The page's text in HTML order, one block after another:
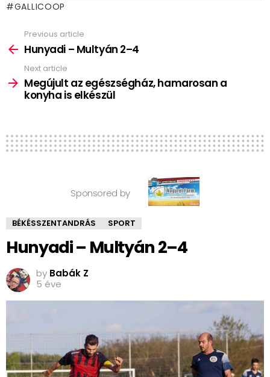
GALLICOOP
more
Previous article
Hunyadi – Multyán 2–4
Next article
Megújult az egészségház, hamarosan a
konyha is elkészül
Sponsored by
BÉKÉSSZENTANDRÁS SPORT
Hunyadi – Multyán 2–4
by Babák Z
5 éve